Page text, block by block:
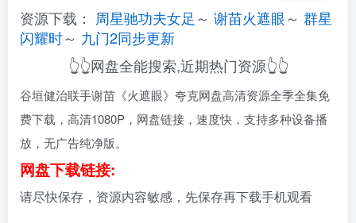
资源下载： 周星驰功夫女足 ～ 谢苗火遮眼～ 群星
闪耀时～ 九门2同步更新
👆👆网盘全能搜索,近期热门资源👆👆
谷垣健治联手谢苗《火遮眼》夸克网盘高清资源全季全集免
费下载，高清1080P，网盘链接，速度快，支持多种设备播
放，无广告纯净版。
网盘下载链接:
请尽快保存，资源内容敏感，先保存再下载手机观看